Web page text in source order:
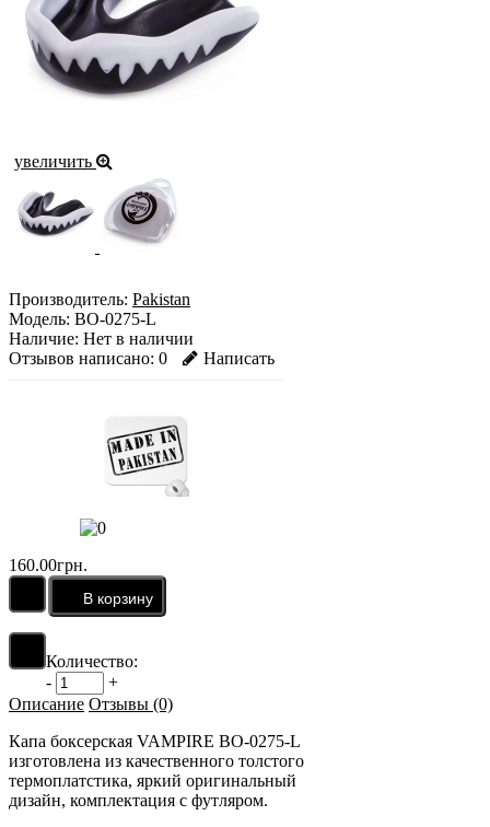
увеличить
Производитель: Pakistan
Модель: BO-0275-L
Наличие: Нет в наличии
Отзывов написано: 0 Написать
160.00грн.
Количество:
-
+
Описание Отзывы (0)
Капа боксерская VAMPIRE BO-0275-L
изготовлена из качественного толстого
термоплатстика, яркий оригинальный
дизайн, комплектация с футляром.